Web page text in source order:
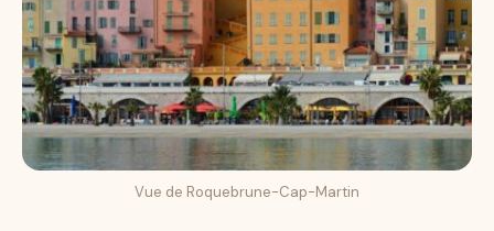
Vue de Roquebrune-Cap-Martin